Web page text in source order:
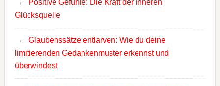
Positive Gefühle: Die Kraft der inneren
Glücksquelle
Glaubenssätze entlarven: Wie du deine
limitierenden Gedankenmuster erkennst und
überwindest